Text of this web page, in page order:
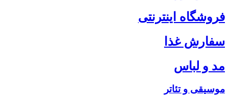
فروشگاه اینترنتی
سفارش غذا
مد و لباس
موسیقی و تئاتر